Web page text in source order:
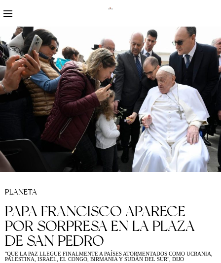
PLANETA
PAPA FRANCISCO APARECE
POR SORPRESA EN LA PLAZA
DE SAN PEDRO
"QUE LA PAZ LLEGUE FINALMENTE A PAÍSES ATORMENTADOS COMO UCRANIA,
PALESTINA, ISRAEL, EL CONGO, BIRMANIA Y SUDÁN DEL SUR", DIJO